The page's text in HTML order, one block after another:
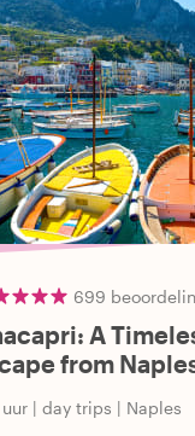
699
A
from
uur | day trips | Naples